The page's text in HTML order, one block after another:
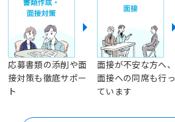
応募書類の添削や面
接対策も徹底サポー
ト
面接が不安な方へ、
面接への同席も行っ
ています